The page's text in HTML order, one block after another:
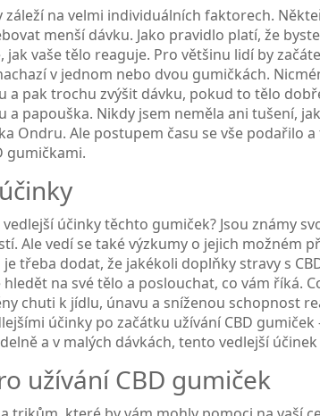
záleží na velmi individuálních faktorech.
menší dávku. Jako pravidlo platí, že
jak vaše tělo reaguje. Pro většinu lidí by
v jednom nebo dvou gumičkách.
a pak trochu zvýšit dávku, pokud to tělo
a papouška. Nikdy jsem neměla ani tušení,
Ondru. Ale postupem času se vše podařilo
gumičkami.
vedlejší účinky těchto gumiček? Jsou známy
Ale vedí se také výzkumy o jejich možném
třeba dodat, že jakékoli doplňky stravy s
na své tělo a poslouchat, co vám říká.
chuti k jídlu, únavu a sníženou schopnost
účinky po začátku užívání CBD gumiček
a v malých dávkách, tento vedlejší
užívání CBD gumiček